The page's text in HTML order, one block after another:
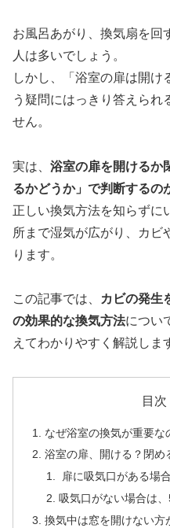
お風呂あがり、換気扇を回
人は多いでしょう。
しかし、「浴室の扉は開け
う疑問にはっきり答えられ
せん。
実は、 浴室の扉を開けるか
るかどうか」で判断するの
正しい換気方法を知らずに
所まで湿気が広がり、カビ
ります。
この記事では、
カビの発生
の効果的な換気方法につい
えてわかりやすく解説しま
目次
なぜ浴室の換気が重要な
浴室の扉、開ける？閉め
扉に吸気口がある場
吸気口がない場合は
換気中は窓を開けない方